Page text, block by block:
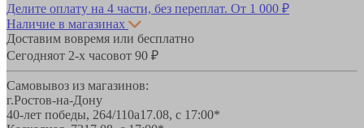
Делите оплату на 4 части, без переплат. От 1 000 ₽
Наличие в магазинах
Доставим вовремя или бесплатно
Сегодняот 2-х часовот 90 ₽
Самовывоз из магазинов:
г.Ростов-на-Дону
40-лет победы, 264/110а17.08, с 17:00*